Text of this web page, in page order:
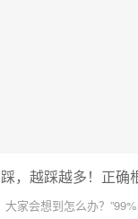
，越踩越多！正确
大家会想到怎么办？